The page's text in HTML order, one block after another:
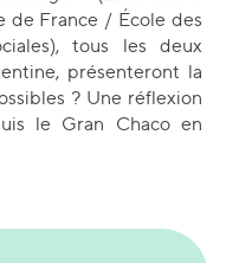
de France / École des
tous les deux
présenteront la
? Une réflexion
le Gran Chaco en